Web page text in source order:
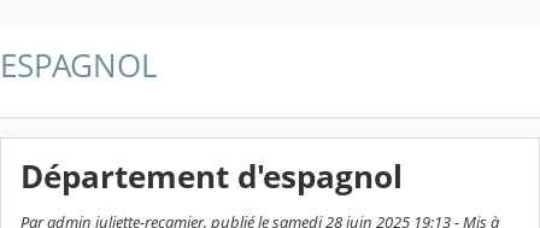
ESPAGNOL
Département d'espagnol
Par admin juliette-recamier, publié le samedi 28 juin 2025 19:13 - Mis à